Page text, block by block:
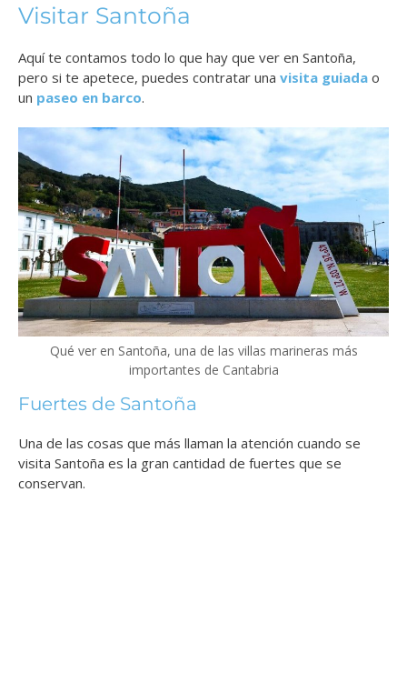
Visitar Santoña
Aquí te contamos todo lo que hay que ver en Santoña,
pero si te apetece, puedes contratar una visita guiada o
un paseo en barco.
Qué ver en Santoña, una de las villas marineras más
importantes de Cantabria
Fuertes de Santoña
Una de las cosas que más llaman la atención cuando se
visita Santoña es la gran cantidad de fuertes que se
conservan.